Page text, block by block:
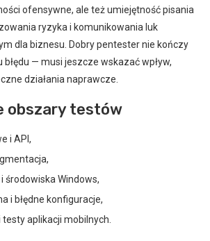
ofensywne, ale też umiejętność pisania
ryzyka i komunikowania luk
dla biznesu. Dobry pentester nie kończy
— musi jeszcze wskazać wpływ,
działania naprawcze.
obszary testów
i API,
środowiska Windows,
i błędne konfiguracje,
aplikacji mobilnych.